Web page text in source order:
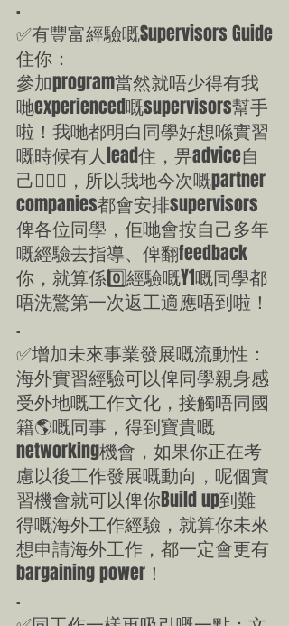
.
✅有豐富經驗嘅Supervisors Guide
住你：
參加program當然就唔少得有我
哋experienced嘅supervisors幫手
啦！我哋都明白同學好想喺實習
嘅時候有人lead住，畀advice自
己🙇🏻‍♀️，所以我地今次嘅partner
companies都會安排supervisors
俾各位同學，佢哋會按自己多年
嘅經驗去指導、俾翻feedback
你，就算係0️⃣經驗嘅Y1嘅同學都
唔洗驚第一次返工適應唔到啦！
.
✅增加未來事業發展嘅流動性：
海外實習經驗可以俾同學親身感
受外地嘅工作文化，接觸唔同國
籍🌎嘅同事，得到寶貴嘅
networking機會，如果你正在考
慮以後工作發展嘅動向，呢個實
習機會就可以俾你Build up到難
得嘅海外工作經驗，就算你未來
想申請海外工作，都一定會更有
bargaining power！
.